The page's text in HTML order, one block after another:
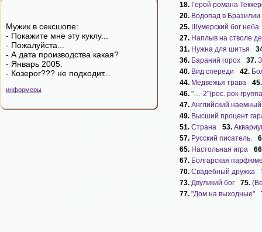
Мужик в сексшопе:
- Покажите мне эту куклу...
- Пожалуйста...
- А дата производства какая?
- Январь 2005.
- Козерог??? не подходит...
информеры
18. Герой романа
20. Водопад в Бразилии
25. Шумерский бог неба
27. Наплыв на стволе
31. Нужна для шитья
36. Бараний горох 37.
40. Вид спереди 42.
44. Медвежья трава
46. "…-2"(рос. рок-
47. Английский
49. Высший процент
51. Страна 53.
57. Русский писатель.
65. Настольная игра
67. Болгарская
70. Свадебный дружка
73. Двуликий бог 75.
77. "Дом на выходные"